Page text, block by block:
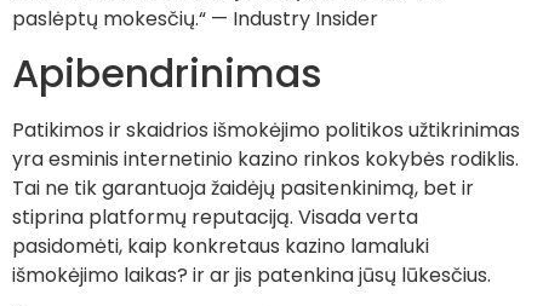
paslėptų mokesčių.“ — Industry Insider
Apibendrinimas
Patikimos ir skaidrios išmokėjimo politikos užtikrinimas
yra esminis internetinio kazino rinkos kokybės rodiklis.
Tai ne tik garantuoja žaidėjų pasitenkinimą, bet ir
stiprina platformų reputaciją. Visada verta
pasidomėti, kaip konkretaus kazino lamaluki
išmokėjimo laikas? ir ar jis patenkina jūsų lūkesčius.